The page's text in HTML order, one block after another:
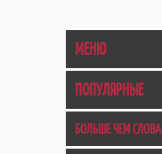
МЕНЮ
ПОПУЛЯРНЫЕ
БОЛЬШЕ ЧЕМ СЛОВА